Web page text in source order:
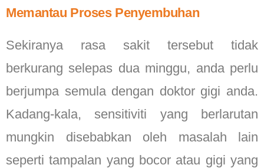
Memantau Proses Penyembuhan
Sekiranya rasa sakit tersebut tidak
berkurang selepas dua minggu, anda perlu
berjumpa semula dengan doktor gigi anda.
Kadang-kala, sensitiviti yang berlarutan
mungkin disebabkan oleh masalah lain
seperti tampalan yang bocor atau gigi yang